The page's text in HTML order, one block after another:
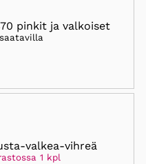
pinkit ja valkoiset
valkea-vihreä
1 kpl